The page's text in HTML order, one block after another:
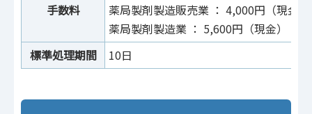
手数料
薬局製剤製造販売業 ： 4,000円（現金）
薬局製剤製造業 ： 5,600円（現金）
標準処理期間
10日